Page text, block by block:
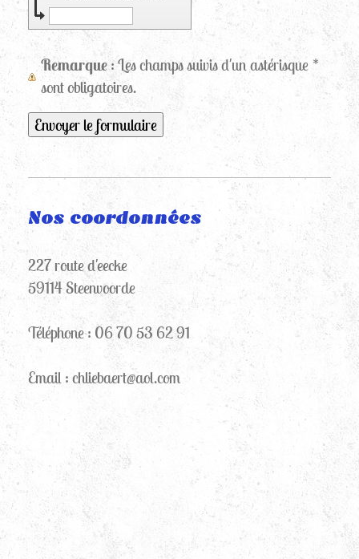
Remarque : Les champs suivis d'un astérisque *
sont obligatoires.
Nos coordonnées
227 route d'eecke
59114 Steenvoorde
Téléphone : 06 70 53 62 91
Email : chliebaert@aol.com